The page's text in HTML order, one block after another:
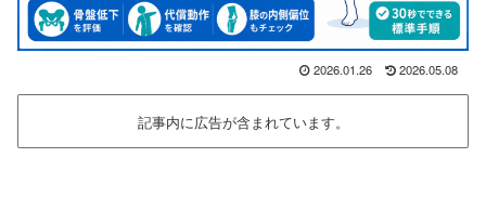
2026.01.26 2026.05.08
記事内に広告が含まれています。